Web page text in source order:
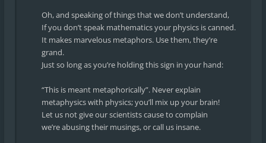
Oh, and speaking of things that we don’t understand,
If you don’t speak mathematics your physics is canned.
It makes marvelous metaphors. Use them, they’re
grand.
Just so long as you’re holding this sign in your hand:
“This is meant metaphorically”. Never explain
metaphysics with physics; you’ll mix up your brain!
Let us not give our scientists cause to complain
we’re abusing their musings, or call us insane.